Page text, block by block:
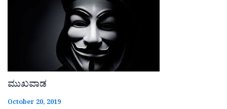
ಮುಖವಾಡ
October 20, 2019